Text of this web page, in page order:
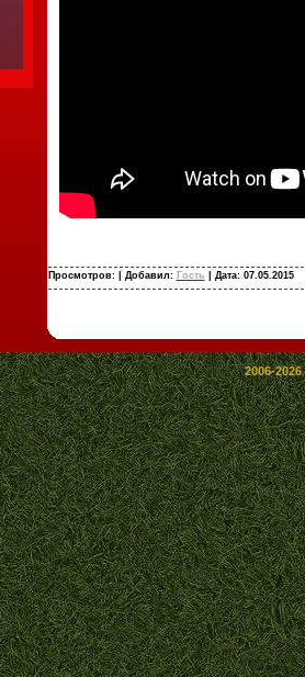
Просмотров: | Добавил: Гость | Дата: 07.05.2015
2006-